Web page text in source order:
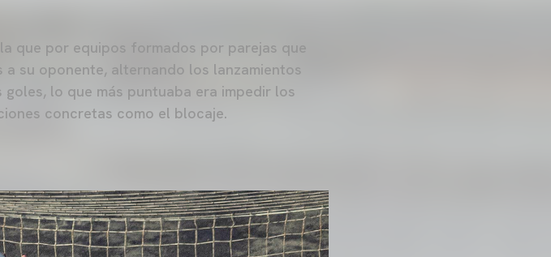
que por equipos formados por parejas que
su oponente, alternando los lanzamientos
lo que más puntuaba era impedir los
concretas como el blocaje.